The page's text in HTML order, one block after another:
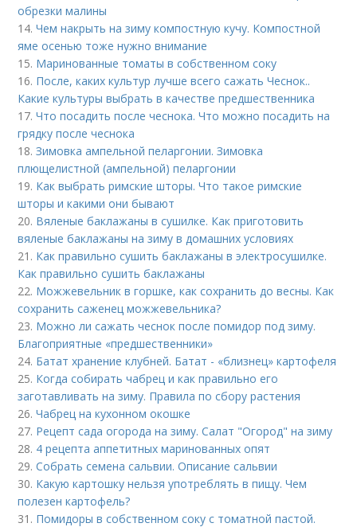
обрезки малины
14.Чем накрыть на зиму компостную кучу. Компостной
яме осенью тоже нужно внимание
15. Маринованные томаты в собственном соку
16. После, каких культур лучше всего сажать Чеснок..
Какие культуры выбрать в качестве предшественника
17.Что посадить после чеснока. Что можно посадить на
грядку после чеснока
18.Зимовка ампельной пеларгонии. Зимовка
плющелистной (ампельной) пеларгонии
19. Как выбрать римские шторы. Что такое римские
шторы и какими они бывают
20. Вяленые баклажаны в сушилке. Как приготовить
вяленые баклажаны на зиму в домашних условиях
21. Как правильно сушить баклажаны в электросушилке.
Как правильно сушить баклажаны
22. Можжевельник в горшке, как сохранить до весны. Как
сохранить саженец можжевельника?
23. Можно ли сажать чеснок после помидор под зиму.
Благоприятные «предшественники»
24. Батат хранение клубней. Батат - «близнец» картофеля
25. Когда собирать чабрец и как правильно его
заготавливать на зиму. Правила по сбору растения
26.Чабрец на кухонном окошке
27. Рецепт сада огорода на зиму. Салат "Огород" на зиму
28. 4 рецепта аппетитных маринованных опят
29.Собрать семена сальвии. Описание сальвии
30. Какую картошку нельзя употреблять в пищу. Чем
полезен картофель?
31. Помидоры в собственном соку с томатной пастой.